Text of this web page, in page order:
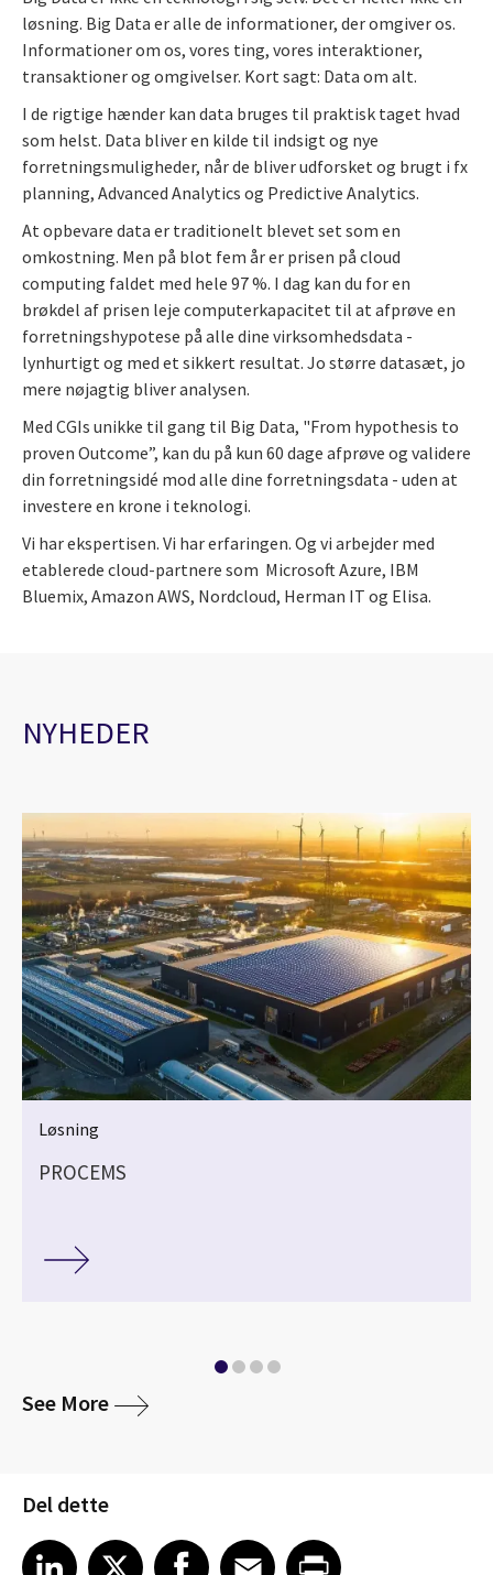
løsning. Big Data er alle de informationer, der omgiver os.
Informationer om os, vores ting, vores interaktioner,
transaktioner og omgivelser. Kort sagt: Data om alt.
I de rigtige hænder kan data bruges til praktisk taget hvad
som helst. Data bliver en kilde til indsigt og nye
forretningsmuligheder, når de bliver udforsket og brugt i fx
planning, Advanced Analytics og Predictive Analytics.
At opbevare data er traditionelt blevet set som en
omkostning. Men på blot fem år er prisen på cloud
computing faldet med hele 97 %. I dag kan du for en
brøkdel af prisen leje computerkapacitet til at afprøve en
forretningshypotese på alle dine virksomhedsdata -
lynhurtigt og med et sikkert resultat. Jo større datasæt, jo
mere nøjagtig bliver analysen.
Med CGIs unikke til gang til Big Data, "From hypothesis to
proven Outcome”, kan du på kun 60 dage afprøve og validere
din forretningsidé mod alle dine forretningsdata - uden at
investere en krone i teknologi.
Vi har ekspertisen. Vi har erfaringen. Og vi arbejder med
etablerede cloud-partnere som Microsoft Azure, IBM
Bluemix, Amazon AWS, Nordcloud, Herman IT og Elisa.
NYHEDER
Løsning
PROCEMS
See Moremedia
Del dette
Share article on LinkedIn
LinkedIn
Share article on XShare article on Facebook
Facebook
Share article on Email
EmailShare article on Print